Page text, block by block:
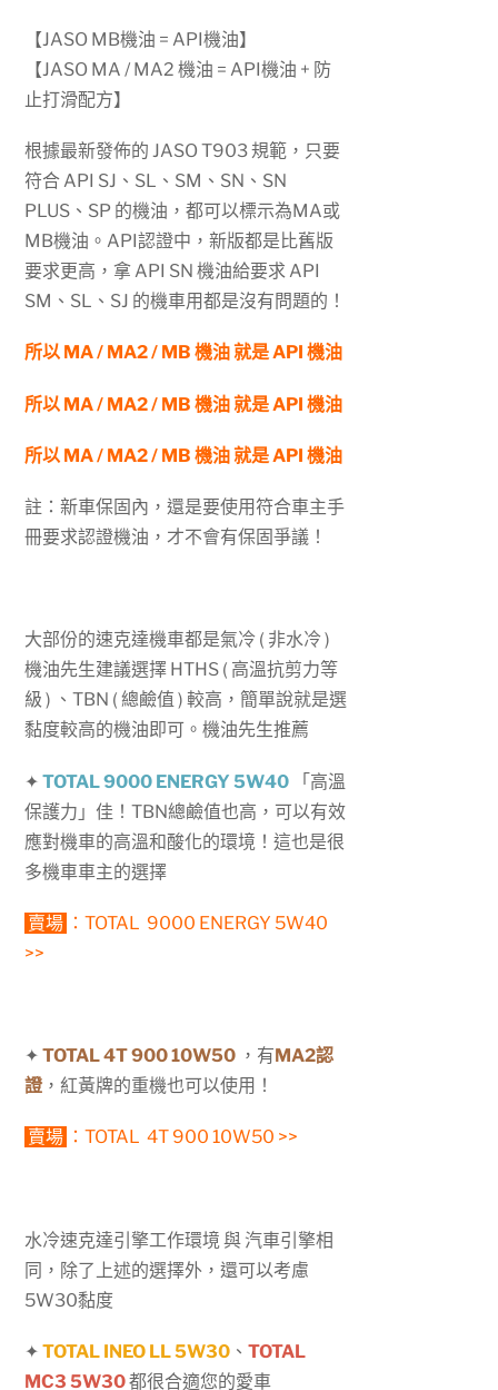
【JASO MB機油 = API機油】
【JASO MA / MA2 機油 = API機油 + 防
止打滑配方】
根據最新發佈的 JASO T903 規範，只要
符合 API SJ、SL、SM、SN、SN
PLUS、SP 的機油，都可以標示為MA或
MB機油。API認證中，新版都是比舊版
要求更高，拿 API SN 機油給要求 API
SM、SL、SJ 的機車用都是沒有問題的！
所以 MA / MA2 / MB 機油 就是 API 機油
所以 MA / MA2 / MB 機油 就是 API 機油
所以 MA / MA2 / MB 機油 就是 API 機油
註：新車保固內，還是要使用符合車主手
冊要求認證機油，才不會有保固爭議！
大部份的速克達機車都是氣冷 ( 非水冷 )
機油先生建議選擇 HTHS ( 高溫抗剪力等
級 ) 、TBN ( 總鹼值 ) 較高，簡單說就是選
黏度較高的機油即可。機油先生推薦
✦TOTAL 9000 ENERGY 5W40 「高溫
保護力」佳！TBN總鹼值也高，可以有效
應對機車的高溫和酸化的環境！這也是很
多機車車主的選擇
賣場 ：TOTAL 9000 ENERGY 5W40
>>
✦TOTAL 4T 900 10W50 ，有MA2認
證 ，紅黃牌的重機也可以使用！
賣場 ：TOTAL 4T 900 10W50 >>
水冷速克達引擎工作環境 與 汽車引擎相
同，除了上述的選擇外，還可以考慮
5W30黏度
✦ TOTAL INEO LL 5W30 、TOTAL
MC3 5W30都很合適您的愛車